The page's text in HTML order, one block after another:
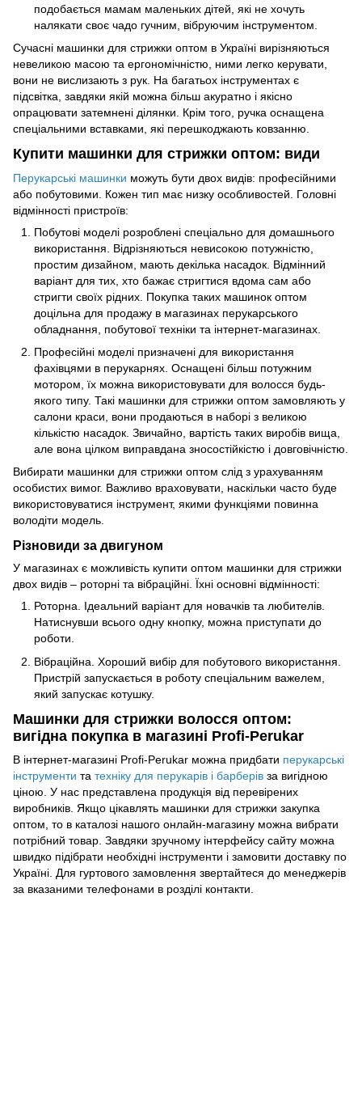
подобається мамам маленьких дітей, які не хочуть
налякати своє чадо гучним, вібруючим інструментом.
Сучасні машинки для стрижки оптом в Україні вирізняються
невеликою масою та ергономічністю, ними легко керувати,
вони не вислизають з рук. На багатьох інструментах є
підсвітка, завдяки якій можна більш акуратно і якісно
опрацювати затемнені ділянки. Крім того, ручка оснащена
спеціальними вставками, які перешкоджають ковзанню.
Купити машинки для стрижки оптом: види
Перукарські машинки можуть бути двох видів: професійними
або побутовими. Кожен тип має низку особливостей. Головні
відмінності пристроїв:
Побутові моделі розроблені спеціально для домашнього
використання. Відрізняються невисокою потужністю,
простим дизайном, мають декілька насадок. Відмінний
варіант для тих, хто бажає стригтися вдома сам або
стригти своїх рідних. Покупка таких машинок оптом
доцільна для продажу в магазинах перукарського
обладнання, побутової техніки та інтернет-магазинах.
Професійні моделі призначені для використання
фахівцями в перукарнях. Оснащені більш потужним
мотором, їх можна використовувати для волосся будь-
якого типу. Такі машинки для стрижки оптом замовляють у
салони краси, вони продаються в наборі з великою
кількістю насадок. Звичайно, вартість таких виробів вища,
але вона цілком виправдана зносостійкістю і довговічністю.
Вибирати машинки для стрижки оптом слід з урахуванням
особистих вимог. Важливо враховувати, наскільки часто буде
використовуватися інструмент, якими функціями повинна
володіти модель.
Різновиди за двигуном
У магазинах є можливість купити оптом машинки для стрижки
двох видів – роторні та вібраційні. Їхні основні відмінності:
Роторна. Ідеальний варіант для новачків та любителів.
Натиснувши всього одну кнопку, можна приступати до
роботи.
Вібраційна. Хороший вибір для побутового використання.
Пристрій запускається в роботу спеціальним важелем,
який запускає котушку.
Машинки для стрижки волосся оптом:
вигідна покупка в магазині Profi-Perukar
В інтернет-магазині Profi-Perukar можна придбати перукарські
інструменти та техніку для перукарів і барберів за вигідною
ціною. У нас представлена продукція від перевірених
виробників. Якщо цікавлять машинки для стрижки закупка
оптом, то в каталозі нашого онлайн-магазину можна вибрати
потрібний товар. Завдяки зручному інтерфейсу сайту можна
швидко підібрати необхідні інструменти і замовити доставку по
Україні. Для гуртового замовлення звертайтеся до менеджерів
за вказаними телефонами в розділі контакти.